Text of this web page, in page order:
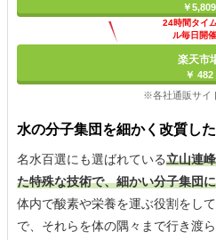
￥5,809
24時間タイ
ル毎日開
楽天市
￥ 482
※各社通販サイ
水の分子集団を細かく改質し
名水百選にも選ばれている立山連
た特殊な技術で、細かい分子集団
体内で酸素や栄養を運ぶ役割をし
で、それらを体の隅々まで行き渡